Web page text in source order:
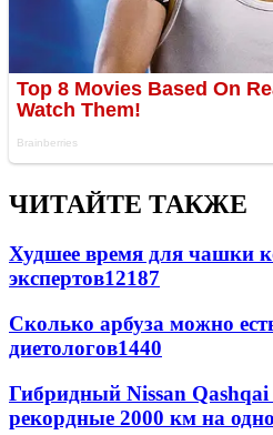
ЧИТАЙТЕ ТАКЖЕ
Худшее время для чашки
экспертов12187
Сколько арбуза можно
диетологов1440
Гибридный Nissan Qashqai
рекордные 2000 км на